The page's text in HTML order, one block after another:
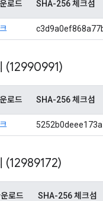
로드 SHA-256 체크섬
(12990991)
로드 SHA-256 체크섬
(12989172)
로드 SHA-256 체크섬